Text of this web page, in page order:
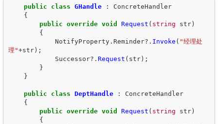
public class GHandle :
ConcreteHandler
{
public override void Request ( string str)
{
NotifyProperty. Reminder?. Invoke ( "经理处
理"+str);
Successor?. Request ( str);
}
}
public class DeptHandle :
ConcreteHandler
{
public override void Request ( string str)
{